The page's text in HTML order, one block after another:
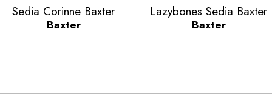
Anteprima
Sedia Corinne Baxter
Baxter
Anteprima
Lazybones Sedia Baxter
Baxter